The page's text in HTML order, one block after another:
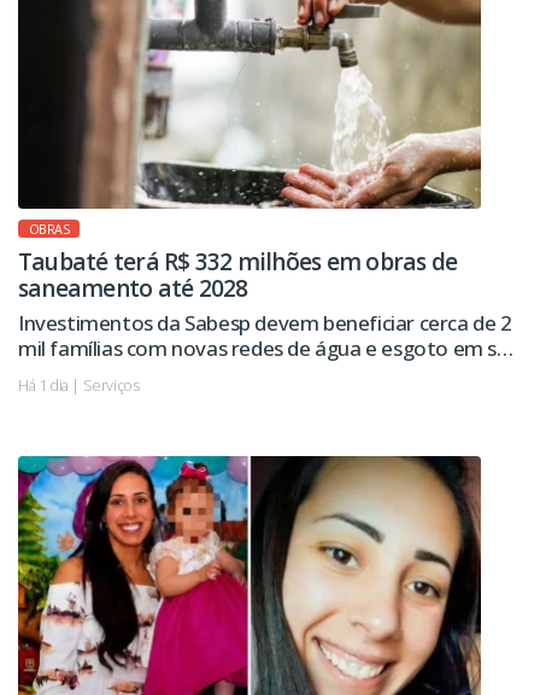
OBRAS
Taubaté terá R$ 332 milhões em obras de
saneamento até 2028
Investimentos da Sabesp devem beneficiar cerca de 2
mil famílias com novas redes de água e esgoto em seis
regiões da cidade.
Há 1 dia | Serviços